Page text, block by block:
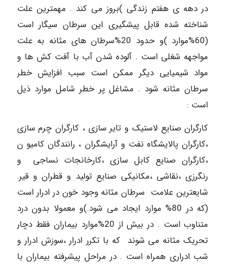
در دهه ی هفتم زندگی )‌بروز می کند . مهمترین علت
شناخته شده قابل پیشگیری این سرطان سیگار است
(60%موارد )‌و حدود 20%‌سرطان های مثانه به علت
مواجهه شغلی است . آلوده شدن آب با آفت کش ها و
مواد شیمیایی دیگر ممکن است سبب افزایش خطر
سرطان مثانه شود . مشاغل پر خطر شامل موارد ذیل
است :
کارگران صنایع لاستیک و تایر سازی ، کارگران چرم سازی
،‌کارگران پالایشگاه نفت و آرایشگران ، رانندگان کامیو ن
،‌کارگران صنایع کابل سازی ،‌کارخانجات نساجی و
رنگرزی ،‌نقاشی ،‌مکانیکی صنایع تولید و قطران و قیر.
شایعترین علامت سرطان مثانه وجود خون در ادرار است
(که در 80% موارد ایجاد می شود.)و معمولا بدون درد
متناوب است . در بیش از 20%‌موارد بیماران فقط دچار
تحریک مثانه می شوند که با تکرر ادرار ،‌سوزش ادرار و
شب ادراری همراه است . در مراحل پیشرفته بیماران با